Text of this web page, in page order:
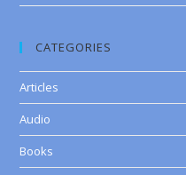
CATEGORIES
Articles
Audio
Books